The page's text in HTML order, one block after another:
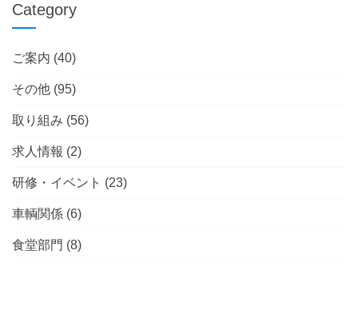
Category
ご案内 (40)
その他 (95)
取り組み (56)
求人情報 (2)
研修・イベント (23)
車輌関係 (6)
食堂部門 (8)